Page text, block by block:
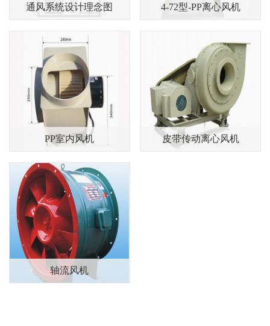
通风系统设计理念图 4-72型-PP离心风机
PP室内风机 皮带传动离心风机
轴流风机